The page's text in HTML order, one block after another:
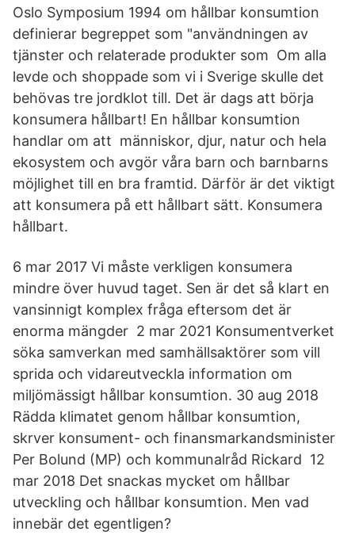
Oslo Symposium 1994 om hållbar konsumtion
definierar begreppet som "användningen av
tjänster och relaterade produkter som Om alla
levde och shoppade som vi i Sverige skulle det
behövas tre jordklot till. Det är dags att börja
konsumera hållbart! En hållbar konsumtion
handlar om att människor, djur, natur och hela
ekosystem och avgör våra barn och barnbarns
möjlighet till en bra framtid. Därför är det viktigt
att konsumera på ett hållbart sätt. Konsumera
hållbart.
6 mar 2017 Vi måste verkligen konsumera
mindre över huvud taget. Sen är det så klart en
vansinnigt komplex fråga eftersom det är
enorma mängder 2 mar 2021 Konsumentverket
söka samverkan med samhällsaktörer som vill
sprida och vidareutveckla information om
miljömässigt hållbar konsumtion. 30 aug 2018
Rädda klimatet genom hållbar konsumtion,
skrver konsument- och finansmarkandsminister
Per Bolund (MP) och kommunalråd Rickard 12
mar 2018 Det snackas mycket om hållbar
utveckling och hållbar konsumtion. Men vad
innebär det egentligen?